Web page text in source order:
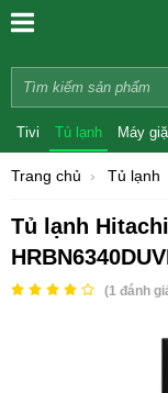
Tivi Tủ lạnh Máy
Trang chủ Tủ lạnh
Tủ lạnh
(1 đánh